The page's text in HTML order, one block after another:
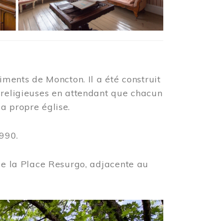
de Moncton. Il a été construit
en attendant que chacun
propre église.
la Place Resurgo, adjacente au